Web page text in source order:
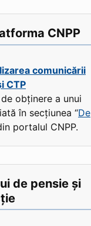
CNPP
comunicării
CTP
obținere a unui
în secțiunea “De
portalul CNPP.
de pensie și